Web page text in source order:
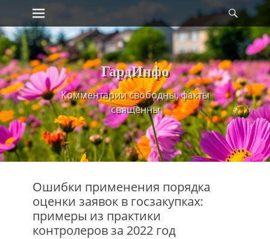
Skip
to
content
Primary Menu
ГардИнфо
Комментарии свободны, факты
священны
Ошибки применения порядка
оценки заявок в госзакупках:
примеры из практики
контролеров за 2022 год